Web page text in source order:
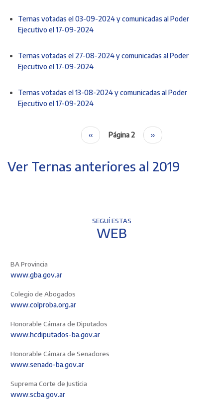
Ternas votadas el 03-09-2024 y comunicadas al Poder
Ejecutivo el 17-09-2024
Ternas votadas el 27-08-2024 y comunicadas al Poder
Ejecutivo el 17-09-2024
Ternas votadas el 13-08-2024 y comunicadas al Poder
Ejecutivo el 17-09-2024
Página
anterior
‹‹ Página 2
Siguiente
página
››
Ver Ternas anteriores al 2019
SEGUÍ ESTAS
WEB
BA Provincia
www.gba.gov.ar
Colegio de Abogados
www.colproba.org.ar
Honorable Cámara de Diputados
www.hcdiputados-ba.gov.ar
Honorable Cámara de Senadores
www.senado-ba.gov.ar
Suprema Corte de Justicia
www.scba.gov.ar